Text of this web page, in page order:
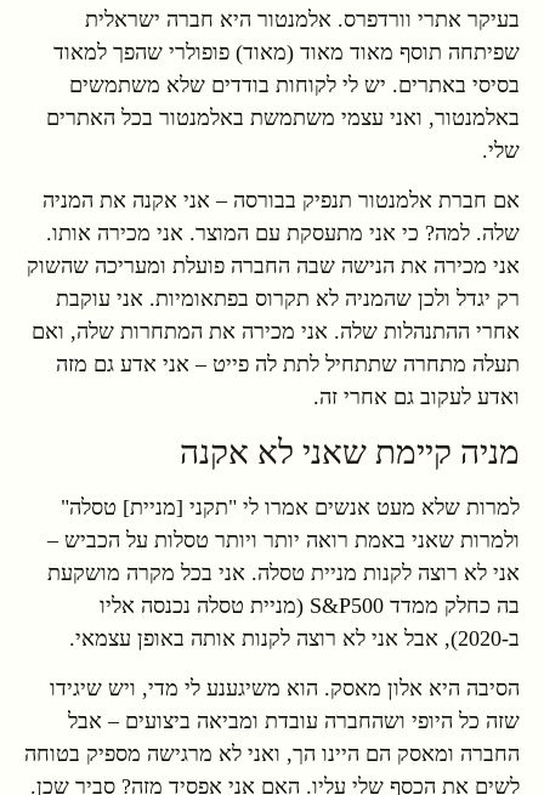
בעיקר אתרי וורדפרס. אלמנטור היא חברה ישראלית
שפיתחה תוסף מאוד מאוד (מאוד) פופולרי שהפך למאוד
בסיסי באתרים. יש לי לקוחות בודדים שלא משתמשים
באלמנטור, ואני עצמי משתמשת באלמנטור בכל האתרים
שלי.
אם חברת אלמנטור תנפיק בבורסה – אני אקנה את המניה
שלה. למה? כי אני מתעסקת עם המוצר. אני מכירה אותו.
אני מכירה את הנישה שבה החברה פועלת ומעריכה שהשוק
רק יגדל ולכן שהמניה לא תקרוס בפתאומיות. אני עוקבת
אחרי ההתנהלות שלה. אני מכירה את המתחרות שלה, ואם
תעלה מתחרה שתתחיל לתת לה פייט – אני אדע גם מזה
ואדע לעקוב גם אחרי זה.
מניה קיימת שאני לא אקנה
למרות שלא מעט אנשים אמרו לי "תקני [מניית] טסלה"
ולמרות שאני באמת רואה יותר ויותר טסלות על הכביש –
אני לא רוצה לקנות מניית טסלה. אני בכל מקרה מושקעת
בה כחלק ממדד S&P500 (מניית טסלה נכנסה אליו
ב-2020), אבל אני לא רוצה לקנות אותה באופן עצמאי.
הסיבה היא אלון מאסק. הוא משיגענע לי מדי, ויש שיגידו
שזה כל היופי ושהחברה עובדת ומביאה ביצועים – אבל
החברה ומאסק הם היינו הך, ואני לא מרגישה מספיק בטוחה
לשים את הכסף שלי עליו. האם אני אפסיד מזה? סביר שכן.